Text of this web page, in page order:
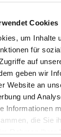
Cookies
um Inhalte
für
auf
geben wir
Website an
und
Informationen
die Sie